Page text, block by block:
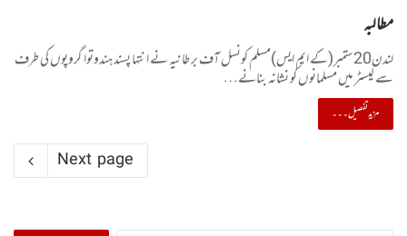
مطالبہ
لندن20ستمبر(کے ایم ایس)مسلم کونسل آف برطانیہ نے انتہا پسند ہندوتوا گروپوں کی طرف
سے لیسٹر میں مسلمانوں کو نشانہ بنانے…
مزید تفصیل۔۔۔
Next page